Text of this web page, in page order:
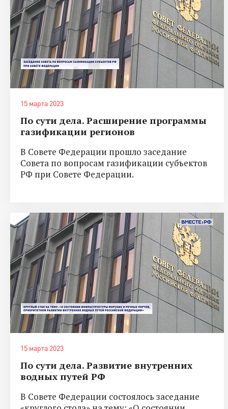
15 марта 2023
По сути дела. Расширение программы
газификации регионов
В Совете Федерации прошло заседание
Совета по вопросам газификации субъектов
РФ при Совете Федерации.
15 марта 2023
По сути дела. Развитие внутренних
водных путей РФ
В Совете Федерации состоялось заседание